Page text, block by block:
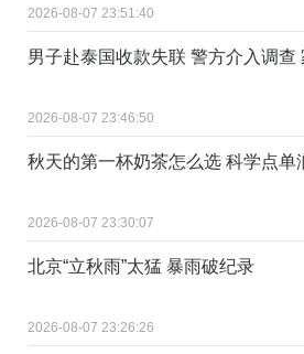
2026-08-07 23:51:40
男子赴泰国收款失联 警方介入调查
2026-08-07 23:46:50
秋天的第一杯奶茶怎么选 科学点单
2026-08-07 23:30:07
北京“立秋雨”太猛 暴雨破纪录
2026-08-07 23:26:26